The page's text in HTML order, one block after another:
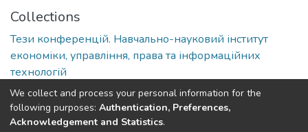
Collections
Тези конференцій. Навчально-науковий інститут
економіки, управління, права та інформаційних
технологій
Full item page
We collect and process your personal information for the
following purposes: Authentication, Preferences,
Acknowledgement and Statistics.